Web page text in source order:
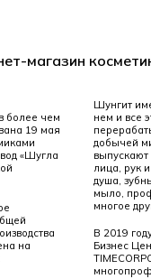
магазин
более чем
19 мая
«Шугла
на
Шунгит
нем и все
добычей
лица, рук
душа,
мыло,
многое
В 2019
Бизнес